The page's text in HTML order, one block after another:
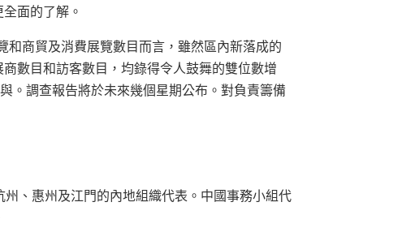
面的了解。
商貿及消費展覽數目而言，雖然區內新落成的
數目和訪客數目，均錄得令人鼓舞的雙位數增
。調查報告將於未來幾個星期公布。對負責籌備
、惠州及江門的內地組織代表。中國事務小組代